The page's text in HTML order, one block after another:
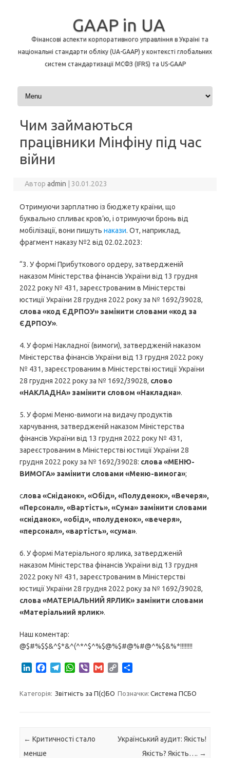
GAAP in UA
Фінансові аспекти корпоративного управління в Україні та
національні стандарти обліку (UA-GAAP) у контексті глобальних
систем стандартизації МСФЗ (IFRS) та US-GAAP
Перейти до контенту
Чим займаються
працівники Мінфіну під час
війни
Авторadmin 30.01.2023
Отримуючи зарплатню із бюджету країни, що
буквально спливає кров’ю, і отримуючи бронь від
мобілізації, вони пишуть накази. От, наприклад,
фрагмент наказу №2 від 02.02.2023:
“3. У формі Прибуткового ордеру, затвердженій
наказом Міністерства фінансів України від 13 грудня
2022 року № 431, зареєстрованим в Міністерстві
юстиції України 28 грудня 2022 року за № 1692/39028,
слова «код ЄДРПОУ» замінити словами «код за
ЄДРПОУ».
4. У формі Накладної (вимоги), затвердженій наказом
Міністерства фінансів України від 13 грудня 2022 року
№ 431, зареєстрованим в Міністерстві юстиції України
28 грудня 2022 року за № 1692/39028, слово
«НАКЛАДНА» замінити словом «Накладна».
5. У формі Меню-вимоги на видачу продуктів
харчування, затвердженій наказом Міністерства
фінансів України від 13 грудня 2022 року № 431,
зареєстрованим в Міністерстві юстиції України 28
грудня 2022 року за № 1692/39028: слова «МЕНЮ-
ВИМОГА» замінити словами «Меню-вимога»;
слова «Сніданок», «Обід», «Полуденок», «Вечеря»,
«Персонал», «Вартість», «Сума» замінити словами
«сніданок», «обід», «полуденок», «вечеря»,
«персонал», «вартість», «сума».
6. У формі Матеріального ярлика, затвердженій
наказом Міністерства фінансів України від 13 грудня
2022 року № 431, зареєстрованим в Міністерстві
юстиції України 28 грудня 2022 року за № 1692/39028,
слова «МАТЕРІАЛЬНИЙ ЯРЛИК» замінити словами
«Матеріальний ярлик».
Наш коментар:
@$#%$$&^$*&^(^*^$^%$@%$#@%#@^%$&%*!!!!!!!!
k
n
e
k
e
m
W
t
p
e
i
y
k
r
Категорія: Звітність за П(с)БО Позначки: Система ПСБО
Навігація по запису
← Критичності стало
менше
Український аудит: Якість!
Якість? Якість…. →